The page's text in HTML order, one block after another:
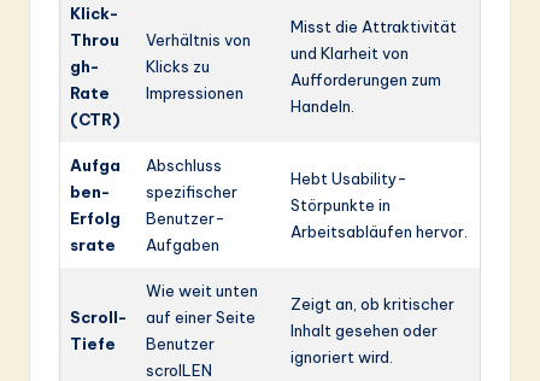
Klick-
Throu
gh-
Rate
(CTR)
Verhältnis von
Klicks zu
Impressionen
Misst die Attraktivität
und Klarheit von
Aufforderungen zum
Handeln.
Aufga
ben-
Erfolg
srate
Abschluss
spezifischer
Benutzer-
Aufgaben
Hebt Usability-
Störpunkte in
Arbeitsabläufen hervor.
Scroll-
Tiefe
Wie weit unten
auf einer Seite
Benutzer
scrolLEN
Zeigt an, ob kritischer
Inhalt gesehen oder
ignoriert wird.